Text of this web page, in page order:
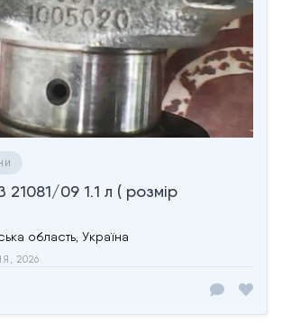
21081/09 1.1 л ( розмір
область, Україна
2026